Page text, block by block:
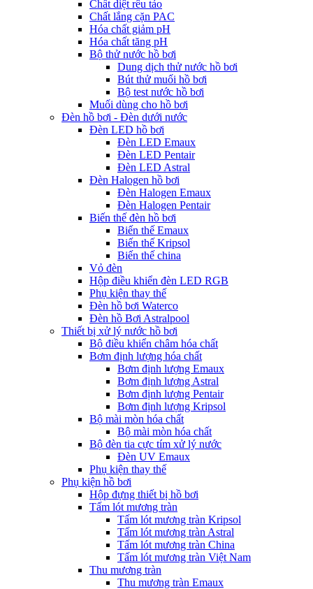
Chất diệt rêu tảo
Chất lắng cặn PAC
Hóa chất giảm pH
Hóa chất tăng pH
Bộ thử nước hồ bơi
Dung dịch thử nước hồ bơi
Bút thử muối hồ bơi
Bộ test nước hồ bơi
Muối dùng cho hồ bơi
Đèn hồ bơi - Đèn dưới nước
Đèn LED hồ bơi
Đèn LED Emaux
Đèn LED Pentair
Đèn LED Astral
Đèn Halogen hồ bơi
Đèn Halogen Emaux
Đèn Halogen Pentair
Biến thế đèn hồ bơi
Biến thế Emaux
Biến thế Kripsol
Biến thế china
Vỏ đèn
Hộp điều khiển đèn LED RGB
Phụ kiện thay thế
Đèn hồ bơi Waterco
Đèn hồ Bơi Astralpool
Thiết bị xử lý nước hồ bơi
Bộ điều khiển châm hóa chất
Bơm định lượng hóa chất
Bơm định lượng Emaux
Bơm định lượng Astral
Bơm định lượng Pentair
Bơm định lượng Kripsol
Bộ mài mòn hóa chất
Bộ mài mòn hóa chất
Bộ đèn tia cực tím xử lý nước
Đèn UV Emaux
Phụ kiện thay thế
Phụ kiện hồ bơi
Hộp đựng thiết bị hồ bơi
Tấm lót mương tràn
Tấm lót mương tràn Kripsol
Tấm lót mương tràn Astral
Tấm lót mương tràn China
Tấm lót mương tràn Việt Nam
Thu mương tràn
Thu mương tràn Emaux